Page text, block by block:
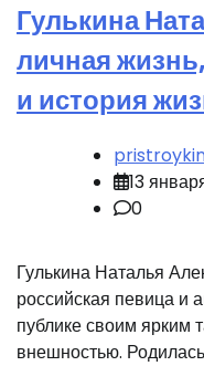
Гулькина
личная
и история
13
0
Гулькина Наталья
российская певица и
публике своим ярким
внешностью.